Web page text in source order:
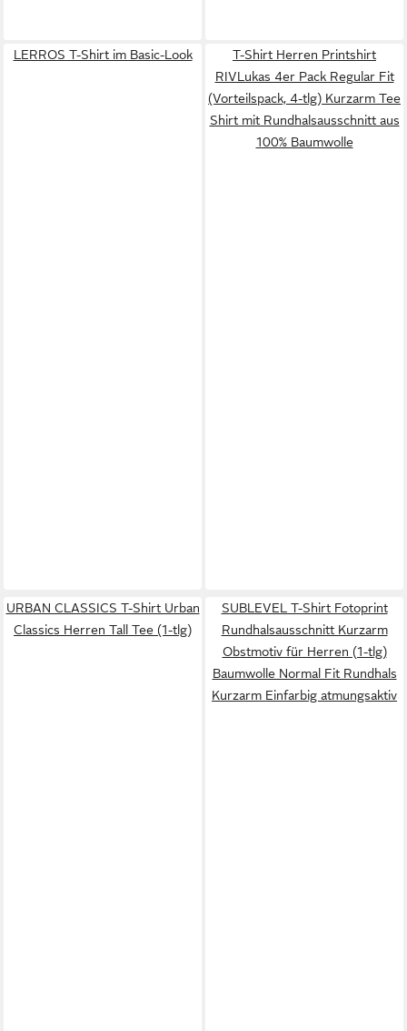
LERROS T-Shirt im Basic-Look
T-Shirt Herren Printshirt
RIVLukas 4er Pack Regular Fit
(Vorteilspack, 4-tlg) Kurzarm Tee
Shirt mit Rundhalsausschnitt aus
100% Baumwolle
URBAN CLASSICS T-Shirt Urban
Classics Herren Tall Tee (1-tlg)
SUBLEVEL T-Shirt Fotoprint
Rundhalsausschnitt Kurzarm
Obstmotiv für Herren (1-tlg)
Baumwolle Normal Fit Rundhals
Kurzarm Einfarbig atmungsaktiv